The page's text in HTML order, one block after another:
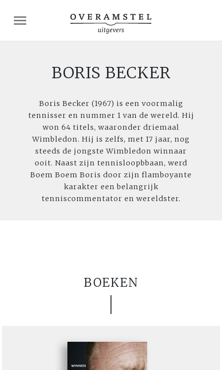
BORIS BECKER
Boris Becker (1967) is een voormalig
tennisser en nummer 1 van de wereld. Hij
won 64 titels, waaronder driemaal
Wimbledon. Hij is zelfs, met 17 jaar, nog
steeds de jongste Wimbledon winnaar
ooit. Naast zijn tennisloopbbaan, werd
Boem Boem Boris door zijn flamboyante
karakter een belangrijk
tenniscommentator en wereldster.
BOEKEN